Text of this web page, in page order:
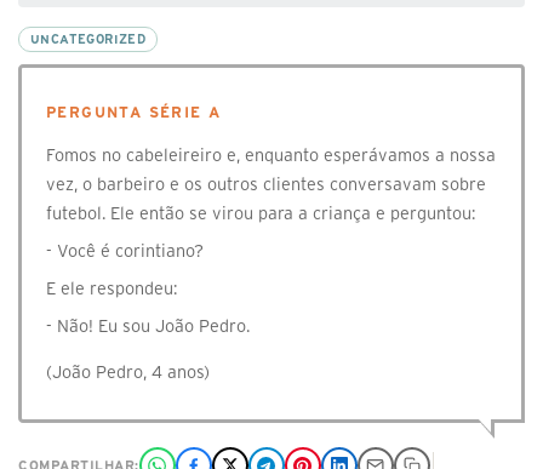
UNCATEGORIZED
PERGUNTA SÉRIE A
Fomos no cabeleireiro e, enquanto esperávamos a nossa
vez, o barbeiro e os outros clientes conversavam sobre
futebol. Ele então se virou para a criança e perguntou:
- Você é corintiano?
E ele respondeu:
- Não! Eu sou João Pedro.
(João Pedro, 4 anos)
COMPARTILHAR: